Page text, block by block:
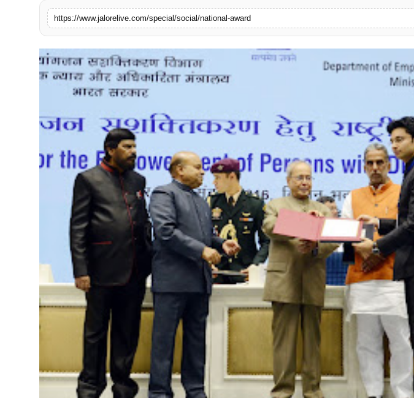
https://www.jalorelive.com/special/social/national-award